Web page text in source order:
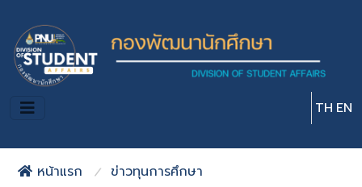
TH EN
หน้าแรก
ข่าวทุนการศึกษา